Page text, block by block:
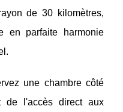
de 30 kilomètres,
en parfaite harmonie
une chambre côté
de l'accès direct aux